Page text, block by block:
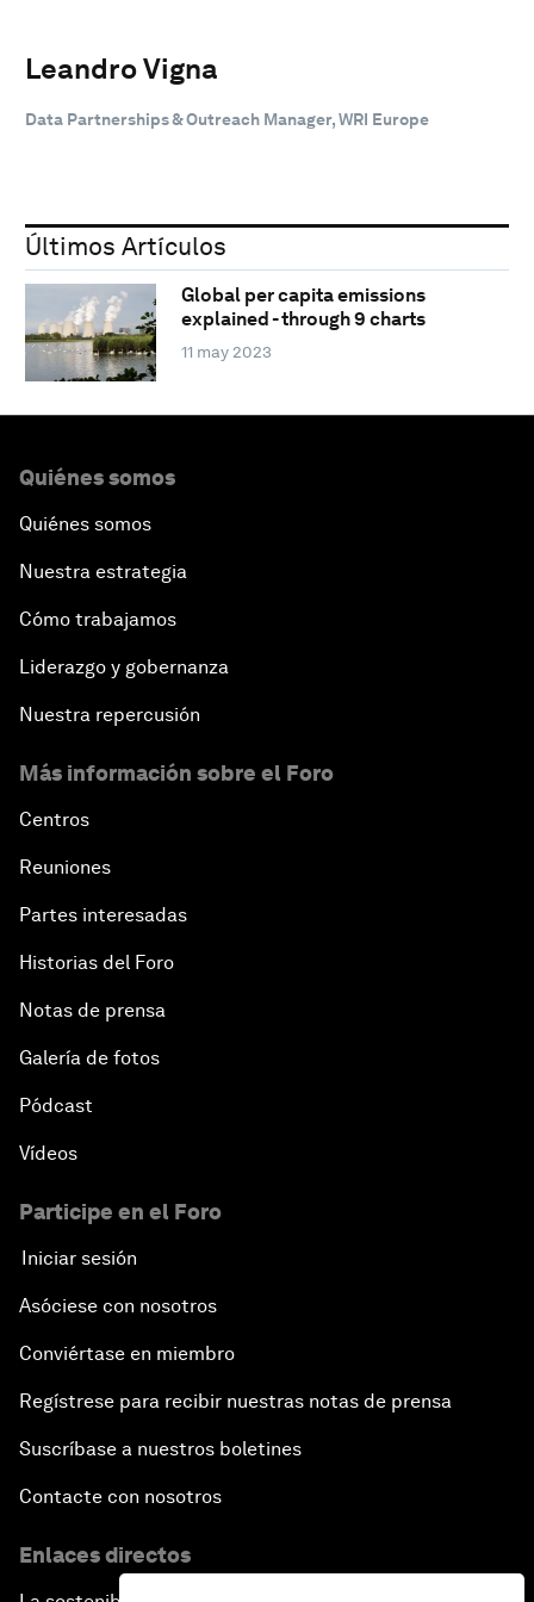
Leandro Vigna
Data Partnerships & Outreach Manager, WRI Europe
Últimos Artículos
Global per capita emissions
explained - through 9 charts
11 may 2023
Quiénes somos
Quiénes somos
Nuestra estrategia
Cómo trabajamos
Liderazgo y gobernanza
Nuestra repercusión
Más información sobre el Foro
Centros
Reuniones
Partes interesadas
Historias del Foro
Notas de prensa
Galería de fotos
Pódcast
Vídeos
Participe en el Foro
Iniciar sesión
Asóciese con nosotros
Conviértase en miembro
Regístrese para recibir nuestras notas de prensa
Suscríbase a nuestros boletines
Contacte con nosotros
Enlaces directos